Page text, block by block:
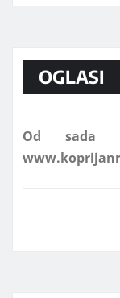
OGLASI
Od sada